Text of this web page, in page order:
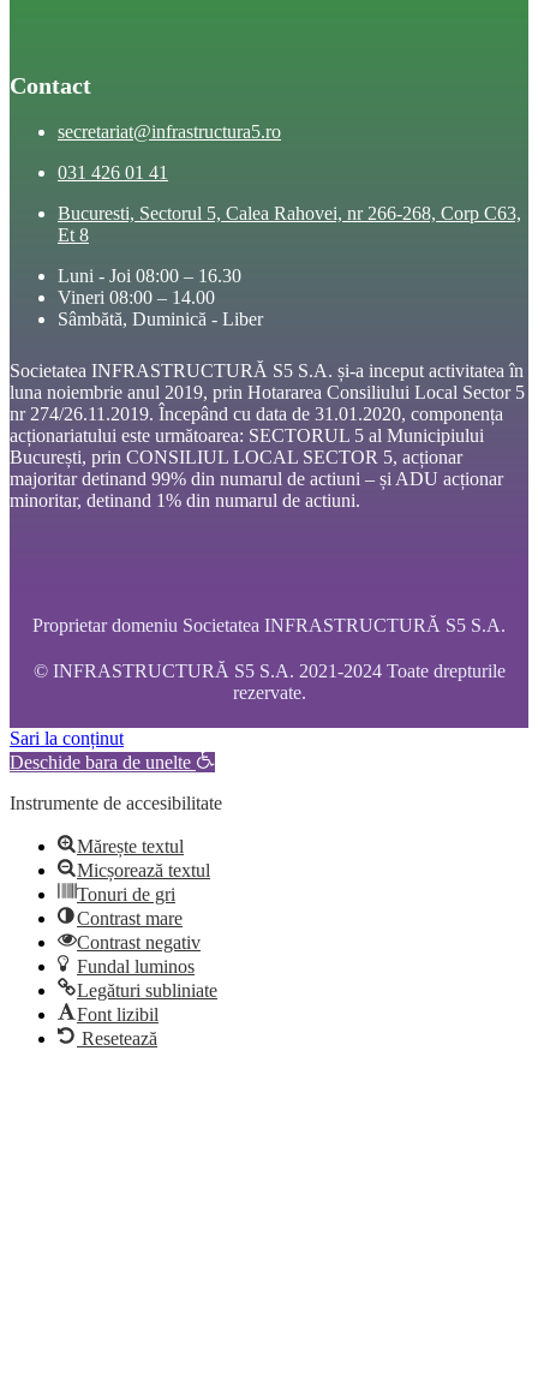
Contact
secretariat@infrastructura5.ro
031 426 01 41
Bucuresti, Sectorul 5, Calea Rahovei, nr 266-268, Corp C63,
Et 8
Luni - Joi 08:00 – 16.30
Vineri 08:00 – 14.00
Sâmbătă, Duminică - Liber
Societatea INFRASTRUCTURĂ S5 S.A. și-a inceput activitatea în
luna noiembrie anul 2019, prin Hotararea Consiliului Local Sector 5
nr 274/26.11.2019. Începând cu data de 31.01.2020, componența
acționariatului este următoarea: SECTORUL 5 al Municipiului
București, prin CONSILIUL LOCAL SECTOR 5, acționar
majoritar detinand 99% din numarul de actiuni – și ADU acționar
minoritar, detinand 1% din numarul de actiuni.
Proprietar domeniu Societatea INFRASTRUCTURĂ S5 S.A.
© INFRASTRUCTURĂ S5 S.A. 2021-2024 Toate drepturile
rezervate.
Sari la conținut
Deschide bara de unelte
Instrumente de accesibilitate
Mărește textul
Micșorează textul
Tonuri de gri
Contrast mare
Contrast negativ
Fundal luminos
Legături subliniate
Font lizibil
Resetează